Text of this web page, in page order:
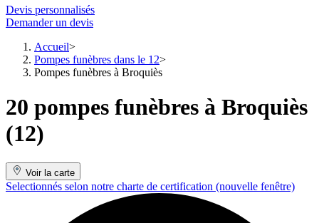
Devis personnalisés
Demander un devis
Accueil
Pompes funèbres dans le 12
Pompes funèbres à Broquiès
20 pompes funèbres à Broquiès
(12)
Voir la carte
Selectionnés selon notre charte de certification (nouvelle fenêtre)